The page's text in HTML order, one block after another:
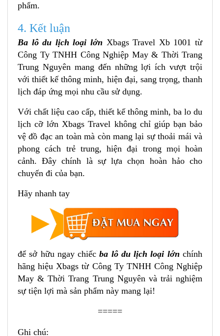
phẩm.
4. Kết luận
Ba lô du lịch loại lớn Xbags Travel Xb 1001 từ
Công Ty TNHH Công Nghiệp May & Thời Trang
Trung Nguyên mang đến những lợi ích vượt trội
với thiết kế thông minh, hiện đại, sang trọng, thanh
lịch đáp ứng mọi nhu cầu sử dụng.
Với chất liệu cao cấp, thiết kế thông minh, ba lo du
lịch cỡ lớn Xbags Travel không chỉ giúp bạn bảo
vệ đồ đạc an toàn mà còn mang lại sự thoải mái và
phong cách trẻ trung, hiện đại trong mọi hoàn
cảnh. Đây chính là sự lựa chọn hoàn hảo cho
chuyến đi của bạn.
Hãy nhanh tay
để sở hữu ngay chiếcba lô du lịch loại lớn chính
hãng hiệu Xbags từ Công Ty TNHH Công Nghiệp
May & Thời Trang Trung Nguyên và trải nghiệm
sự tiện lợi mà sản phẩm này mang lại!
=====
Ghi chú: